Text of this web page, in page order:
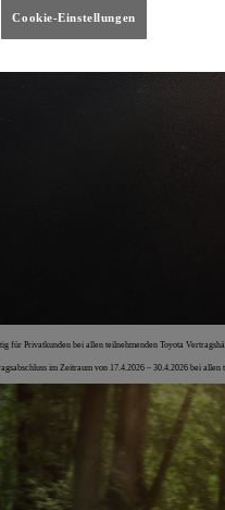
Privatkunden bei allen teilnehmenden Toyota
im Zeitraum von 17.4.2026 – 30.4.2026 bei
Cookie-Einstellungen